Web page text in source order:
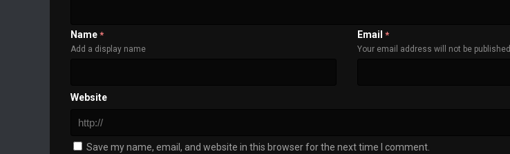
Name *
Add a display name
Email *
Your email address will not be published
Website
Save my name, email, and website in this browser for the next time I comment.